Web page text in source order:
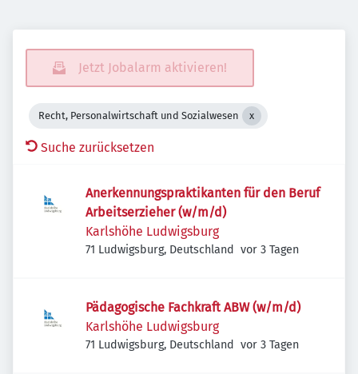
Jetzt Jobalarm aktivieren!
Recht, Personalwirtschaft und Sozialwesen
Suche zurücksetzen
Anerkennungspraktikanten für den Beruf
Arbeitserzieher (w/m/d)
Karlshöhe Ludwigsburg
71 Ludwigsburg, Deutschland Veröffentlicht
vor 3 Tagen
Pädagogische Fachkraft ABW (w/m/d)
Karlshöhe Ludwigsburg
71 Ludwigsburg, Deutschland Veröffentlicht
vor 3 Tagen